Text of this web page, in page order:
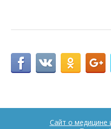
Сайт о медицине